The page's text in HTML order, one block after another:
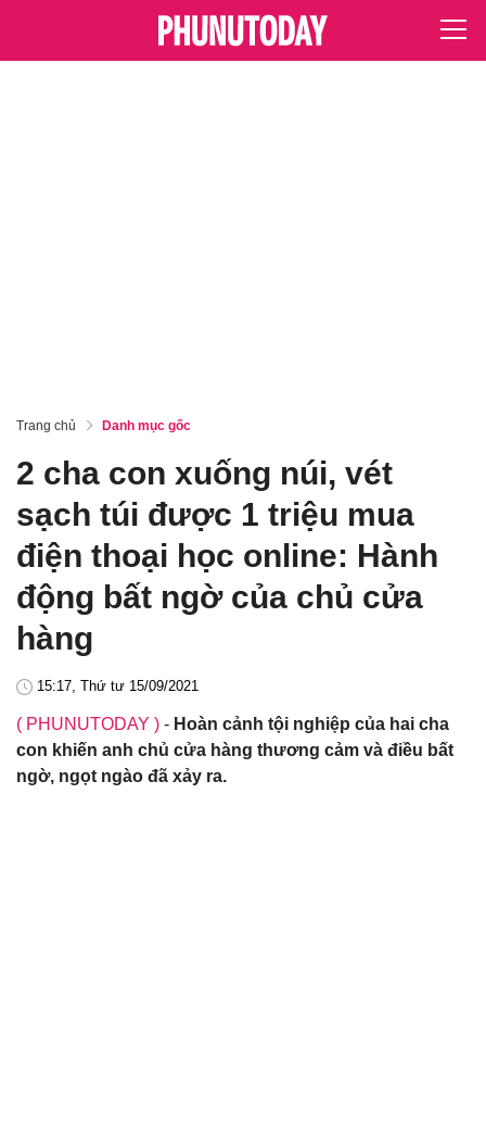
Trang chủ Danh mục gốc
2 cha con xuống núi, vét
sạch túi được 1 triệu mua
điện thoại học online: Hành
động bất ngờ của chủ cửa
hàng
15:17, Thứ tư 15/09/2021
( PHUNUTODAY ) - Hoàn cảnh tội nghiệp của hai cha
con khiến anh chủ cửa hàng thương cảm và điều bất
ngờ, ngọt ngào đã xảy ra.